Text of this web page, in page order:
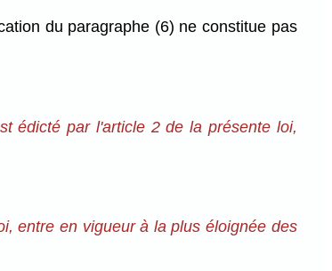
du paragraphe (6) ne constitue pas
édicté par l'article 2 de la présente loi,
entre en vigueur à la plus éloignée des